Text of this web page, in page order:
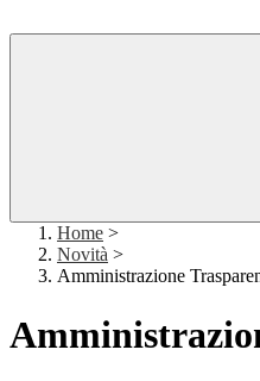
Home >
Novità >
Amministrazione